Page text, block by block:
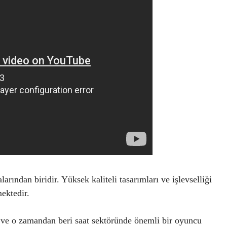
biridir. Yüksek kaliteli tasarımları ve işlevselliği
o zamandan beri saat sektöründe önemli bir oyuncu